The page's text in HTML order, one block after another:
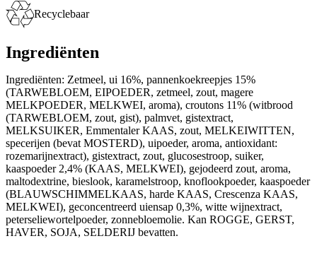
Recyclebaar
Ingrediënten
Ingrediënten: Zetmeel, ui 16%, pannenkoekreepjes 15%
(TARWEBLOEM, EIPOEDER, zetmeel, zout, magere
MELKPOEDER, MELKWEI, aroma), croutons 11% (witbrood
(TARWEBLOEM, zout, gist), palmvet, gistextract,
MELKSUIKER, Emmentaler KAAS, zout, MELKEIWITTEN,
specerijen (bevat MOSTERD), uipoeder, aroma, antioxidant:
rozemarijnextract), gistextract, zout, glucosestroop, suiker,
kaaspoeder 2,4% (KAAS, MELKWEI), gejodeerd zout, aroma,
maltodextrine, bieslook, karamelstroop, knoflookpoeder, kaaspoeder
(BLAUWSCHIMMELKAAS, harde KAAS, Crescenza KAAS,
MELKWEI), geconcentreerd uiensap 0,3%, witte wijnextract,
peterseliewortelpoeder, zonnebloemolie. Kan ROGGE, GERST,
HAVER, SOJA, SELDERIJ bevatten.